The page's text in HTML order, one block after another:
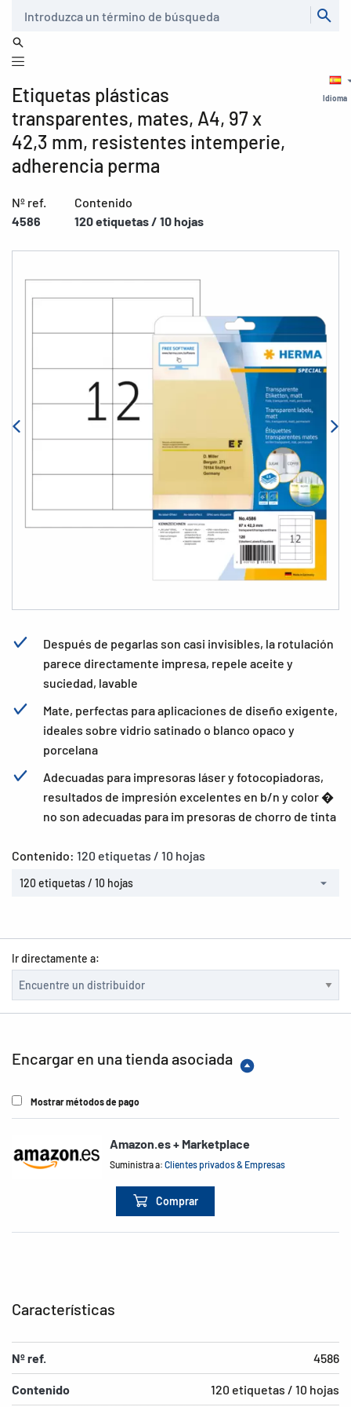
Idioma
Etiquetas plásticas
transparentes, mates, A4, 97 x
42,3 mm, resistentes intemperie,
adherencia perma
Nº ref.
4586
Contenido
120 etiquetas / 10 hojas
Después de pegarlas son casi invisibles, la rotulación
parece directamente impresa, repele aceite y
suciedad, lavable
Mate, perfectas para aplicaciones de diseño exigente,
ideales sobre vidrio satinado o blanco opaco y
porcelana
Adecuadas para impresoras láser y fotocopiadoras,
resultados de impresión excelentes en b/n y color �
no son adecuadas para im presoras de chorro de tinta
Contenido: 120 etiquetas / 10 hojas
120 etiquetas / 10 hojas
Ir directamente a:
Encargar en una tienda asociada
Mostrar métodos de pago
Amazon.es + Marketplace
Suministra a:Clientes privados & Empresas
Comprar
Características
Nº ref. 4586
Contenido 120 etiquetas / 10 hojas